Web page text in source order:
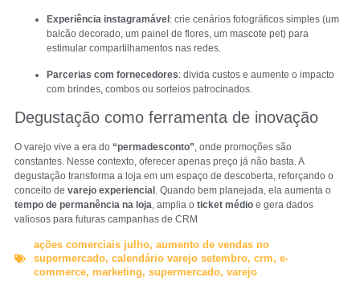
Experiência instagramável : crie cenários fotográficos simples (um
balcão decorado, um painel de flores, um mascote pet) para
estimular compartilhamentos nas redes.
Parcerias com fornecedores: divida custos e aumente o impacto
com brindes, combos ou sorteios patrocinados.
Degustação como ferramenta de inovação
O varejo vive a era do “permadesconto”, onde promoções são
constantes. Nesse contexto, oferecer apenas preço já não basta. A
degustação transforma a loja em um espaço de descoberta, reforçando o
conceito de varejo experiencial . Quando bem planejada, ela aumenta o
tempo de permanência na loja, amplia o ticket médioe gera dados
valiosos para futuras campanhas de CRM
ações comerciais julho, aumento de vendas no
supermercado, calendário varejo setembro, crm, e-
commerce, marketing, supermercado, varejo